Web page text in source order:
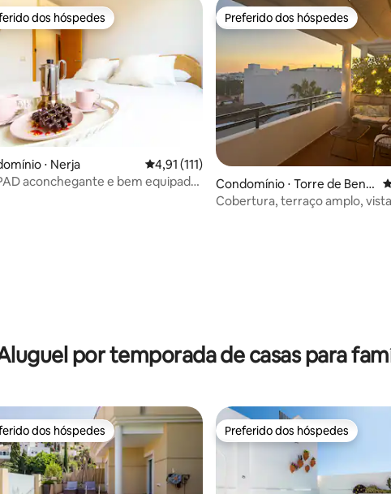
média de 5, 66 avaliações
dos hóspedes
dos hóspedes
⋅ Nerja 4,91 de uma avaliação média de 5, 111
4,91 (111)
aconchegante e bem equipado
Preferido dos hóspedes
Preferido dos hóspedes
Condomínio ⋅ Torre de Bena
galbón
Cobertura, terraço amplo,
por temporada de casas para
dos hóspedes
dos hóspedes Preferido dos hóspedes
Preferido dos hóspedes